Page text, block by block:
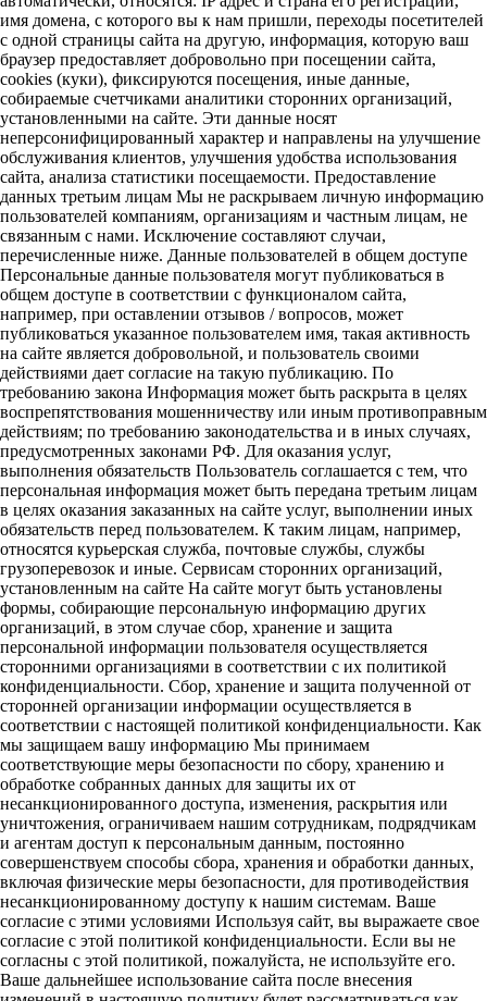
имя домена, с которого вы к нам пришли, переходы посетителей
с одной страницы сайта на другую, информация, которую ваш
браузер предоставляет добровольно при посещении сайта,
cookies (куки), фиксируются посещения, иные данные,
собираемые счетчиками аналитики сторонних организаций,
установленными на сайте. Эти данные носят
неперсонифицированный характер и направлены на улучшение
обслуживания клиентов, улучшения удобства использования
сайта, анализа статистики посещаемости. Предоставление
данных третьим лицам Мы не раскрываем личную информацию
пользователей компаниям, организациям и частным лицам, не
связанным с нами. Исключение составляют случаи,
перечисленные ниже. Данные пользователей в общем доступе
Персональные данные пользователя могут публиковаться в
общем доступе в соответствии с функционалом сайта,
например, при оставлении отзывов / вопросов, может
публиковаться указанное пользователем имя, такая активность
на сайте является добровольной, и пользователь своими
действиями дает согласие на такую публикацию. По
требованию закона Информация может быть раскрыта в целях
воспрепятствования мошенничеству или иным противоправным
действиям; по требованию законодательства и в иных случаях,
предусмотренных законами РФ. Для оказания услуг,
выполнения обязательств Пользователь соглашается с тем, что
персональная информация может быть передана третьим лицам
в целях оказания заказанных на сайте услуг, выполнении иных
обязательств перед пользователем. К таким лицам, например,
относятся курьерская служба, почтовые службы, службы
грузоперевозок и иные. Сервисам сторонних организаций,
установленным на сайте На сайте могут быть установлены
формы, собирающие персональную информацию других
организаций, в этом случае сбор, хранение и защита
персональной информации пользователя осуществляется
сторонними организациями в соответствии с их политикой
конфиденциальности. Сбор, хранение и защита полученной от
сторонней организации информации осуществляется в
соответствии с настоящей политикой конфиденциальности. Как
мы защищаем вашу информацию Мы принимаем
соответствующие меры безопасности по сбору, хранению и
обработке собранных данных для защиты их от
несанкционированного доступа, изменения, раскрытия или
уничтожения, ограничиваем нашим сотрудникам, подрядчикам
и агентам доступ к персональным данным, постоянно
совершенствуем способы сбора, хранения и обработки данных,
включая физические меры безопасности, для противодействия
несанкционированному доступу к нашим системам. Ваше
согласие с этими условиями Используя сайт, вы выражаете свое
согласие с этой политикой конфиденциальности. Если вы не
согласны с этой политикой, пожалуйста, не используйте его.
Ваше дальнейшее использование сайта после внесения